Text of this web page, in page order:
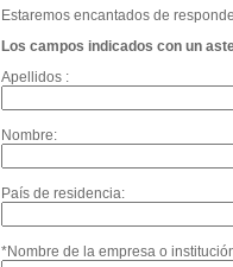
Estaremos encantados de
Los campos indicados con un
Apellidos :
Nombre:
País de residencia:
*Nombre de la empresa o